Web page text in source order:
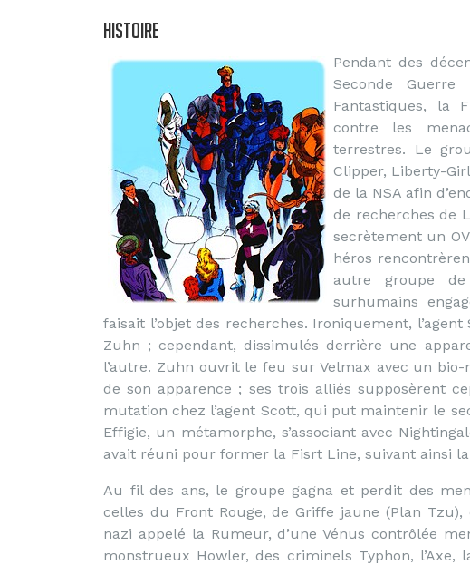
Histoire
Pendant des
Seconde
Fantastiques, la
contre les
terrestres. Le
Clipper, Liberty-
de la NSA afin
de recherches de
secrètement un
héros
autre groupe
surhumains
faisait l’objet des recherches. Ironiquement,
Zuhn ; cependant, dissimulés derrière une
l’autre. Zuhn ouvrit le feu sur Velmax avec un
de son apparence ; ses trois alliés supposèrent
mutation chez l’agent Scott, qui put maintenir le
Effigie, un métamorphe, s’associant avec
avait réuni pour former la Fisrt Line, suivant ainsi
Au fil des ans, le groupe gagna et perdit des
celles du Front Rouge, de Griffe jaune (Plan Tzu),
nazi appelé la Rumeur, d’une Vénus contrôlée
monstrueux Howler, des criminels Typhon,